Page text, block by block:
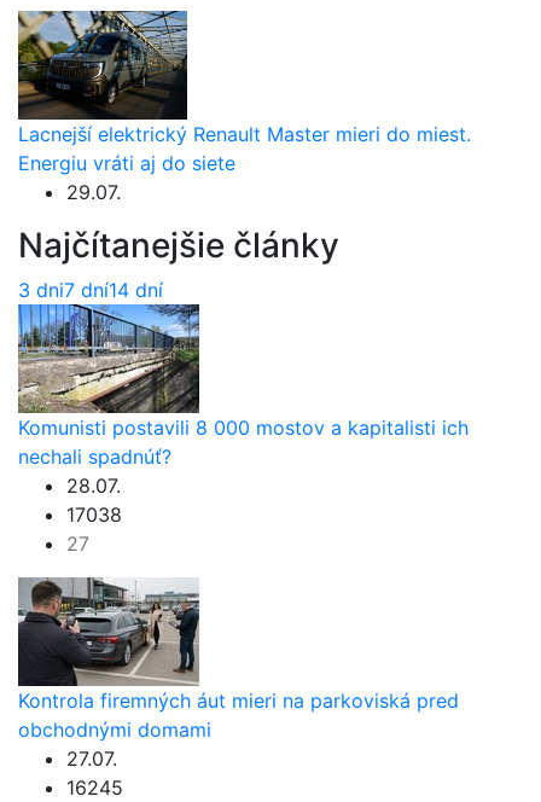
Lacnejší elektrický Renault Master mieri do miest.
Energiu vráti aj do siete
29.07.
Najčítanejšie články
3 dni7 dní14 dní
Komunisti postavili 8 000 mostov a kapitalisti ich
nechali spadnúť?
28.07.
17038
27
Kontrola firemných áut mieri na parkoviská pred
obchodnými domami
27.07.
16245